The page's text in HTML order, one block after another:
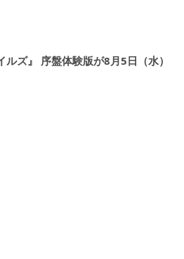
ルズ』 序盤体験版が8月5日（水）